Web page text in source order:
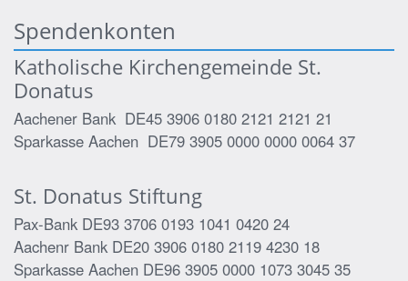
Spendenkonten
Katholische Kirchengemeinde St.
Donatus
Aachener Bank DE45 3906 0180 2121 2121 21
Sparkasse Aachen DE79 3905 0000 0000 0064 37
St. Donatus Stiftung
Pax-Bank DE93 3706 0193 1041 0420 24
Aachenr Bank DE20 3906 0180 2119 4230 18
Sparkasse Aachen DE96 3905 0000 1073 3045 35